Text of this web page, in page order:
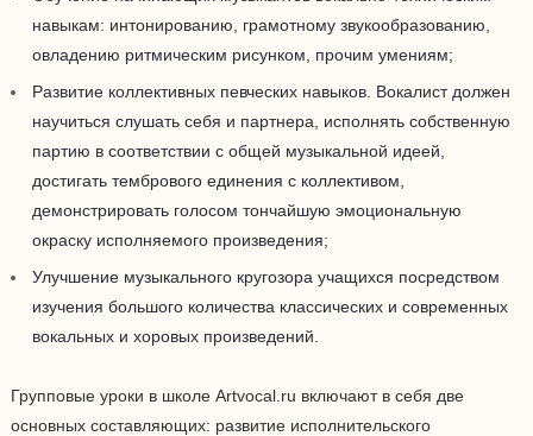
навыкам: интонированию, грамотному звукообразованию,
овладению ритмическим рисунком, прочим умениям;
Развитие коллективных певческих навыков. Вокалист должен
научиться слушать себя и партнера, исполнять собственную
партию в соответствии с общей музыкальной идеей,
достигать тембрового единения с коллективом,
демонстрировать голосом тончайшую эмоциональную
окраску исполняемого произведения;
Улучшение музыкального кругозора учащихся посредством
изучения большого количества классических и современных
вокальных и хоровых произведений.
Групповые уроки в школе Artvocal.ru включают в себя две
основных составляющих: развитие исполнительского